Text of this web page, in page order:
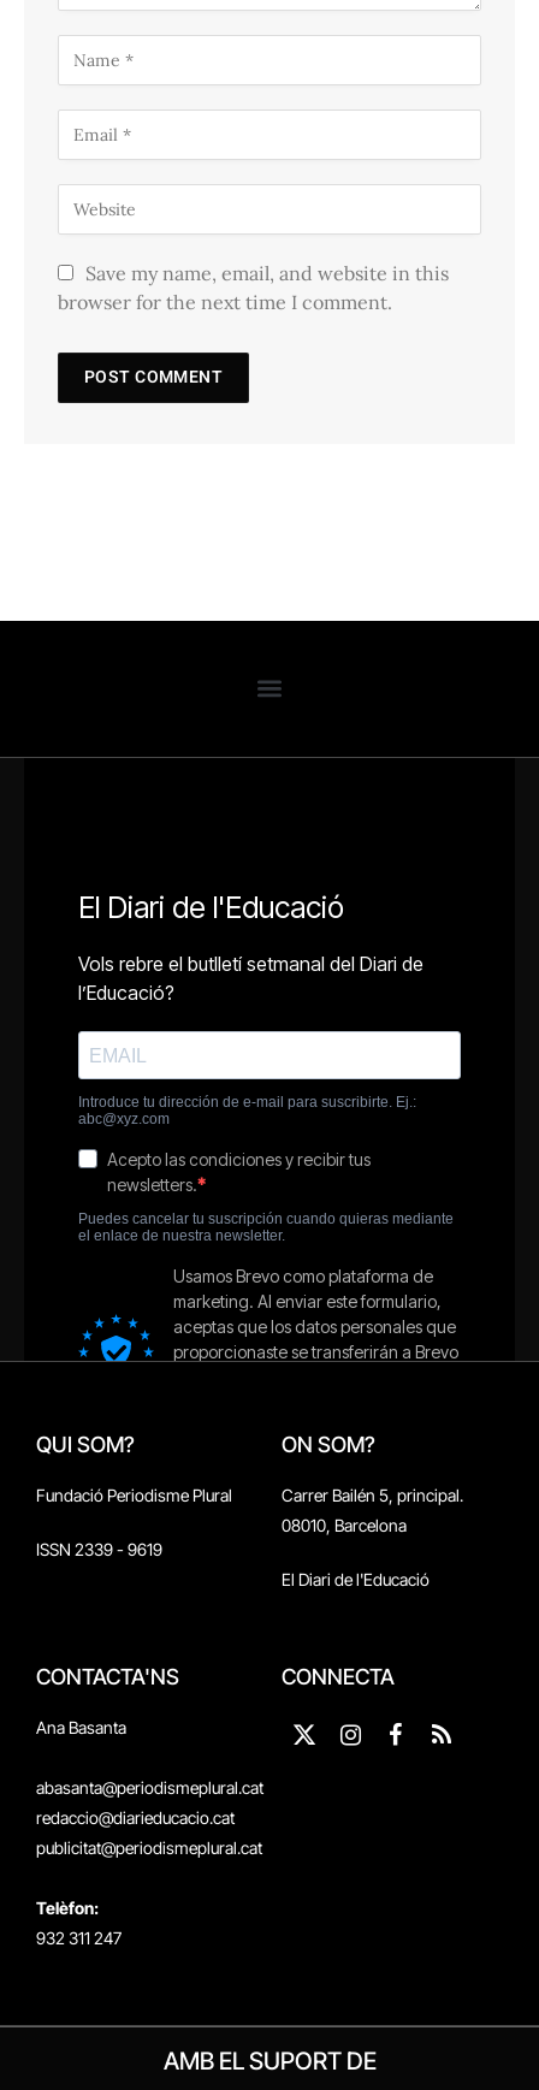
Save my name, email, and website in this
browser for the next time I comment.
QUI SOM?
Fundació Periodisme Plural
ISSN 2339 - 9619
ON SOM?
Carrer Bailén 5, principal.
08010, Barcelona
El Diari de l'Educació
CONTACTA'NS
Ana Basanta
abasanta@periodismeplural.cat
redaccio@diarieducacio.cat
publicitat@periodismeplural.cat
Telèfon:
932 311 247
CONNECTA
X
Instagram
Facebook
RSS
AMB EL SUPORT DE